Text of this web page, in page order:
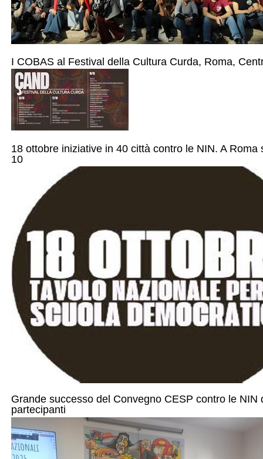
I COBAS al Festival della Cultura Curda, Roma,
18 ottobre iniziative in 40 città contro le NIN. A
10
Grande successo del Convegno CESP contro le
partecipanti